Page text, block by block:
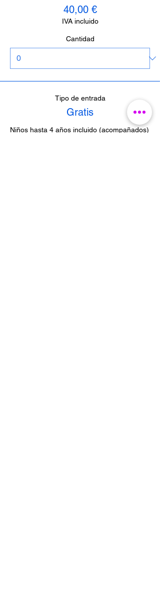
40,00 €
IVA incluido
Cantidad
Tipo de entrada
Gratis
Niños hasta 4 años incluido (acompañados)